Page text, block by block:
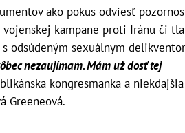
ako pokus odviesť
kampane proti Iránu či
odsúdeným sexuálnym
nezaujímam. Mám už dosť tej
kongresmanka a niekdajšia
Greeneová.